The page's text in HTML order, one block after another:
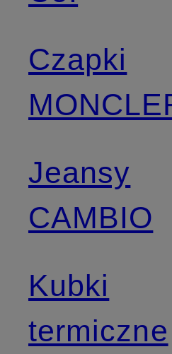
Czapki
Jeansy
CAMBIO
Kubki
termiczne